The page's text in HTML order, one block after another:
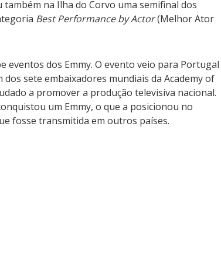
na Ilha do Corvo uma semifinal dos
Best Performance by Actor(Melhor Ator
eventos dos Emmy. O evento veio para Portugal
sete embaixadores mundiais da Academy of
a promover a produção televisiva nacional.
um Emmy, o que a posicionou no
fosse transmitida em outros países.